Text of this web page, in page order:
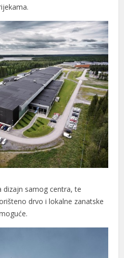
dizajn samog centra, te
drvo i lokalne zanatske